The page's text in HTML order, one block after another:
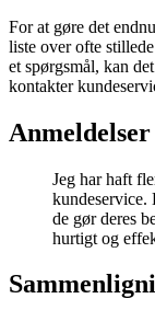
For at gøre det
liste over ofte
et spørgsmål, kan
kontakter
Jeg har haft
kundeservice.
de gør deres
hurtigt og